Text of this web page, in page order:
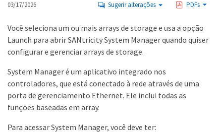
03/17/2026 Sugerir alterações PDFs
Você seleciona um ou mais arrays de storage e usa a opção
Launch para abrir SANtricity System Manager quando quiser
configurar e gerenciar arrays de storage.
System Manager é um aplicativo integrado nos
controladores, que está conectado à rede através de uma
porta de gerenciamento Ethernet. Ele inclui todas as
funções baseadas em array.
Para acessar System Manager, você deve ter: